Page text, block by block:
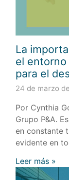
La
el
para el
24 de marzo
Por Cynthia
Grupo P&A.
en constante
evidente en
Leer más »